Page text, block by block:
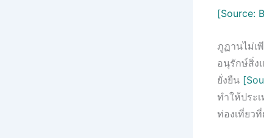
[Source:
ภูฏานไม่เ
อนุรักษ์สิ่ง
ยั่งยืน
ทำให้ประ
ท่องเที่ยว